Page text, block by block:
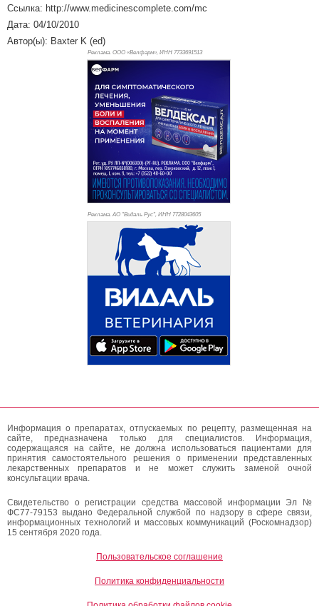
Ссылка: http://www.medicinescomplete.com/mc
Дата: 04/10/2010
Автор(ы): Baxter K (ed)
Реклама. ООО «Велфарм», ИНН 7733691513
Реклама. АО "Видаль Рус", ИНН 7728043605
Информация о препаратах, отпускаемых по рецепту, размещенная на
сайте, предназначена только для специалистов. Информация,
содержащаяся на сайте, не должна использоваться пациентами для
принятия самостоятельного решения о применении представленных
лекарственных препаратов и не может служить заменой очной
консультации врача.
Свидетельство о регистрации средства массовой информации Эл №
ФС77-79153 выдано Федеральной службой по надзору в сфере связи,
информационных технологий и массовых коммуникаций (Роскомнадзор)
15 сентября 2020 года.
Пользовательское соглашение
Политика конфиденциальности